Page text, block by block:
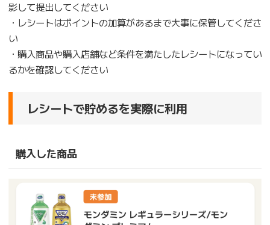
影して提出してください
・レシートはポイントの加算があるまで大事に保管してくださ
い
・購入商品や購入店舗など条件を満たしたレシートになってい
るかを確認してください
レシートで貯めるを実際に利用
購入した商品